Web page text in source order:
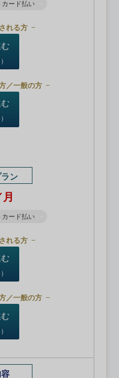
カード払い
れる方
／一般の方
ン
カード払い
れる方
／一般の方